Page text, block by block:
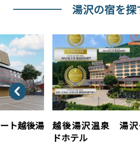
湯沢の宿を探
ト越後湯
越後湯沢温泉 湯沢
ドホテル